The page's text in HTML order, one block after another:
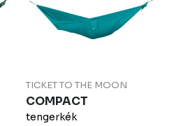
TICKET TO THE MOON
COMPACT
tengerkék